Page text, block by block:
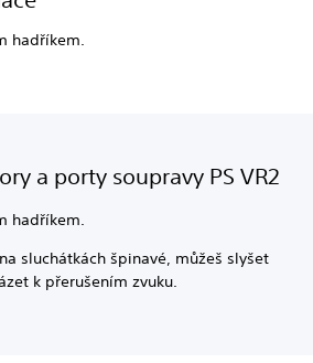
hadříkem.
a porty soupravy PS VR2
hadříkem.
sluchátkách špinavé, můžeš slyšet
k přerušením zvuku.